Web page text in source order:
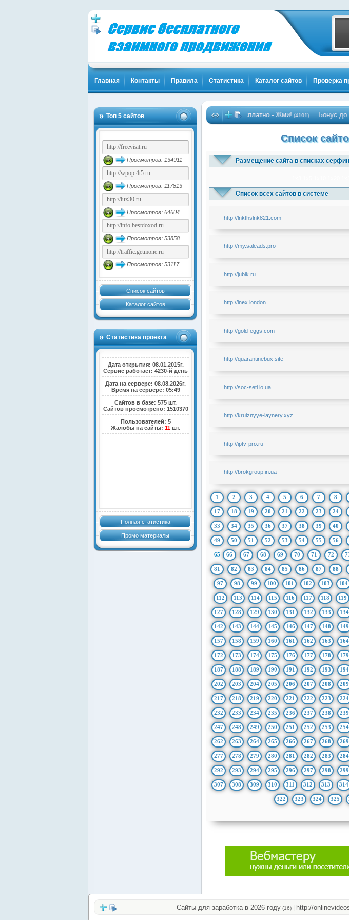
Главная Контакты Правила Статистика Каталог сайтов Проверка
Топ 5 сайтов
Просмотров: 134911
Просмотров: 117813
Просмотров: 64604
Просмотров: 53858
Просмотров: 53117
Список сайтов
Каталог сайтов
Статистика проекта
Дата открытия: 08.01.2015г.
Сервис работает: 4230-й день
Дата на сервере: 08.08.2026г.
Время на сервере: 05:49
Сайтов в базе: 575 шт.
Сайтов просмотрено: 1510370
Пользователей: 5
Жалобы на сайты:11 шт.
Полная статистика
Промо материалы
Твоя Популярность и Клиенты! Жми! (1840)…Биткоины бесплатно - Жми!(4101)…Бонус до
Список
Размещение сайта в списках
Список всех сайтов в системе
http://lnkthslnk821.com
http://my.saleads.pro
http://jubik.ru
http://inex.london
http://gold-eggs.com
http://quarantinebux.site
http://soc-seti.io.ua
http://kruiznyye-laynery.xyz
http://iptv-pro.ru
http://brokgroup.in.ua
1 2 3 4 5 6 7 8
17 18 19 20 21 22 23 24
33 34 35 36 37 38 39 40
49 50 51 52 53 54 55 56
65 66 67 68 69 70 71 72
81 82 83 84 85 86 87 88
97 98 99 100 101 102 103 104
112 113 114 115 116 117 118 119
127 128 129 130 131 132 133 134
142 143 144 145 146 147 148 149
157 158 159 160 161 162 163 164
172 173 174 175 176 177 178 179
187 188 189 190 191 192 193 194
202 203 204 205 206 207 208 209
217 218 219 220 221 222 223 224
232 233 234 235 236 237 238 239
247 248 249 250 251 252 253 254
262 263 264 265 266 267 268 269
277 278 279 280 281 282 283 284
292 293 294 295 296 297 298 299
307 308 309 310 311 312 313 314
322 323 324 325
Сайты для заработка в 2026 году(16)|http://